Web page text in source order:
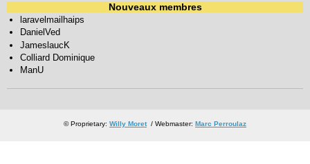
Nouveaux membres
laravelmailhaips
DanielVed
JameslaucK
Colliard Dominique
ManU
© Proprietary: Willy Moret/ Webmaster: Marc Perroulaz